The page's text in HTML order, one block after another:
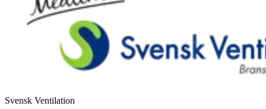
Svensk Ventilation